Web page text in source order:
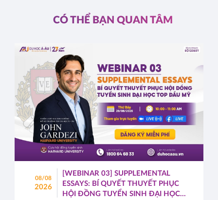
CÓ THỂ BẠN QUAN TÂM
08/08
2026
[WEBINAR 03] SUPPLEMENTAL
ESSAYS: BÍ QUYẾT THUYẾT PHỤC
HỘI ĐỒNG TUYỂN SINH ĐẠI HỌC